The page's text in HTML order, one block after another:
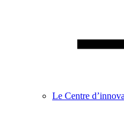
Le Centre